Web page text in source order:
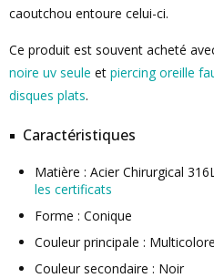
caoutchou entoure celui-ci.
Ce produit est souvent acheté
noire uv seule et piercing oreille
disques plats.
Caractéristiques
Matière : Acier Chirurgical
les certificats
Forme : Conique
Couleur principale : Multicolore
Couleur secondaire : Noir